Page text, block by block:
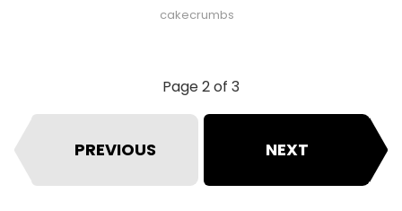
cakecrumbs
Page 2 of 3
PREVIOUS NEXT